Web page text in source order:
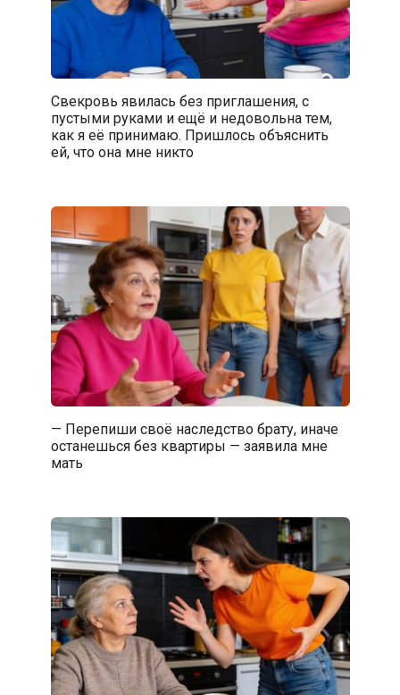
Свекровь явилась без приглашения, с
пустыми руками и ещё и недовольна тем,
как я её принимаю. Пришлось объяснить
ей, что она мне никто
— Перепиши своё наследство брату, иначе
останешься без квартиры — заявила мне
мать